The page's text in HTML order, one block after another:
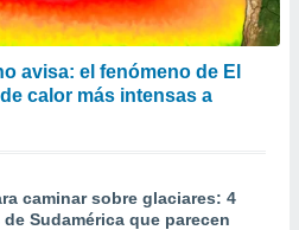
avisa: el fenómeno de El
calor más intensas a
caminar sobre glaciares: 4
Sudamérica que parecen